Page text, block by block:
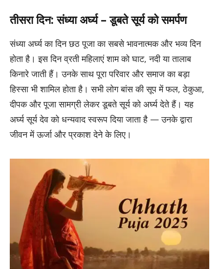
तीसरा दिन: संध्या अर्घ्य – डूबते सूर्य को समर्पण
संध्या अर्घ्य का दिन छठ पूजा का सबसे भावनात्मक और भव्य दिन
होता है। इस दिन व्रती महिलाएं शाम को घाट, नदी या तालाब
किनारे जाती हैं। उनके साथ पूरा परिवार और समाज का बड़ा
हिस्सा भी शामिल होता है। सभी लोग बांस की सूप में फल, ठेकुआ,
दीपक और पूजा सामग्री लेकर डूबते सूर्य को अर्घ्य देते हैं। यह
अर्घ्य सूर्य देव को धन्यवाद स्वरूप दिया जाता है — उनके द्वारा
जीवन में ऊर्जा और प्रकाश देने के लिए।